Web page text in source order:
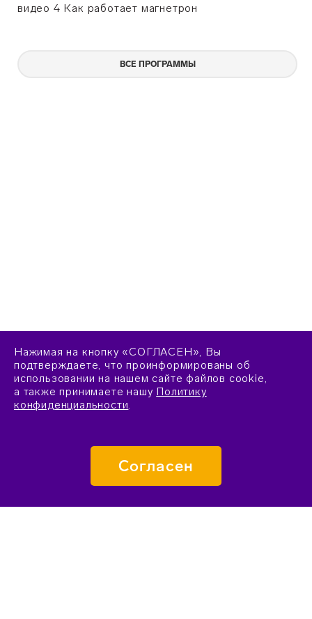
видео 4 Как работает магнетрон
ВСЕ ПРОГРАММЫ
Нажимая на кнопку «СОГЛАСЕН», Вы
подтверждаете, что проинформированы об
использовании на нашем сайте файлов cookie,
а также принимаете нашу Политику
конфиденциальности.
Согласен